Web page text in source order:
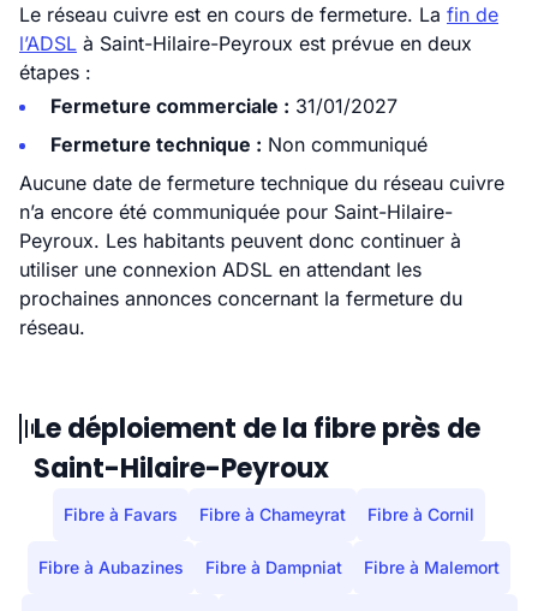
Le réseau cuivre est en cours de fermeture. La fin de
l’ADSL à Saint-Hilaire-Peyroux est prévue en deux
étapes :
Fermeture commerciale : 31/01/2027
Fermeture technique : Non communiqué
Aucune date de fermeture technique du réseau cuivre
n’a encore été communiquée pour Saint-Hilaire-
Peyroux. Les habitants peuvent donc continuer à
utiliser une connexion ADSL en attendant les
prochaines annonces concernant la fermeture du
réseau.
Le déploiement de la fibre près de
Saint-Hilaire-Peyroux
Fibre à Favars Fibre à Chameyrat Fibre à Cornil
Fibre à Aubazines Fibre à Dampniat Fibre à Malemort